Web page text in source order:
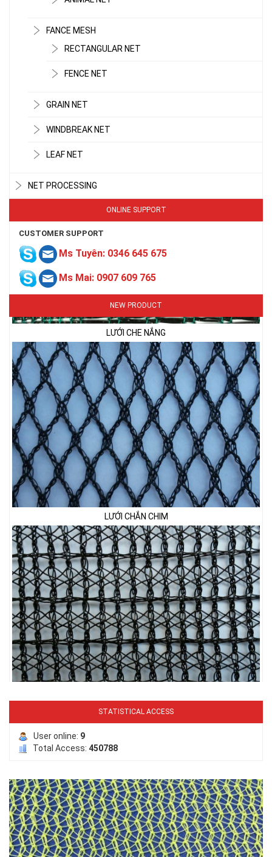
FANCE MESH
RECTANGULAR NET
FENCE NET
GRAIN NET
WINDBREAK NET
LEAF NET
NET PROCESSING
ONLINE SUPPORT
CUSTOMER SUPPORT
Ms Tuyên: 0346 645 675
Ms Mai: 0907 609 765
NEW PRODUCT
LƯỚI CHE NẮNG
LƯỚI CHẮN CHIM
LƯỚI PHƠI NÔNG SẢN
LƯỚI HÀNG RÀO HÌNH VUÔNG
STATISTICAL ACCESS
User online: 9
Total Access: 450788